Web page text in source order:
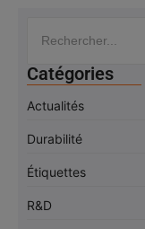
Catégories
Actualités
Durabilité
Étiquettes
R&D